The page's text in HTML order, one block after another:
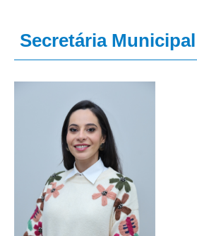
Secretária Municipal